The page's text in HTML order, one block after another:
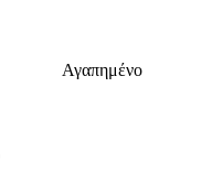
Αγαπημένο